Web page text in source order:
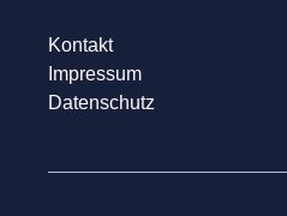
Kontakt
Impressum
Datenschutz